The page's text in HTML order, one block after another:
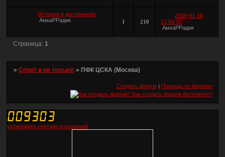
История и достижения
АмкаРРадик
1 210
2008-01-16
17:55:31
АмкаРРадик
Страница: 1
» Спорт и не только! » ПФК ЦСКА (Москва)
Создать форум | Помощь по форуму
установить счетчик посещений